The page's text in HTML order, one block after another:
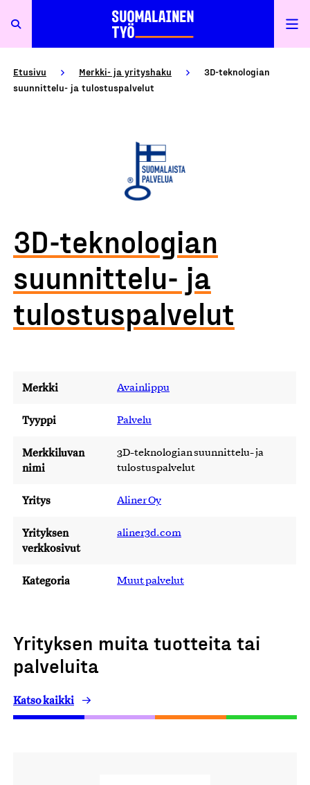
Etusivu Merkki- ja yrityshaku
3D-teknologian
suunnittelu- ja tulostuspalvelut
3D-teknologian
suunnittelu- ja
tulostuspalvelut
Merkki Avainlippu
Tyyppi Palvelu
Merkkiluvan
nimi
3D-teknologian suunnittelu- ja
tulostuspalvelut
Yritys Aliner Oy
Yrityksen
verkkosivut
aliner3d.com
Kategoria Muut palvelut
Yrityksen muita tuotteita tai
palveluita
Katso kaikki